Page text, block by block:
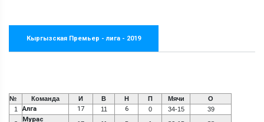
Кыргызская Премьер - лига - 2019
№ Команда И В Н П Мячи
О
1
Алга 17 11 6 0 34-15 39
Мурас